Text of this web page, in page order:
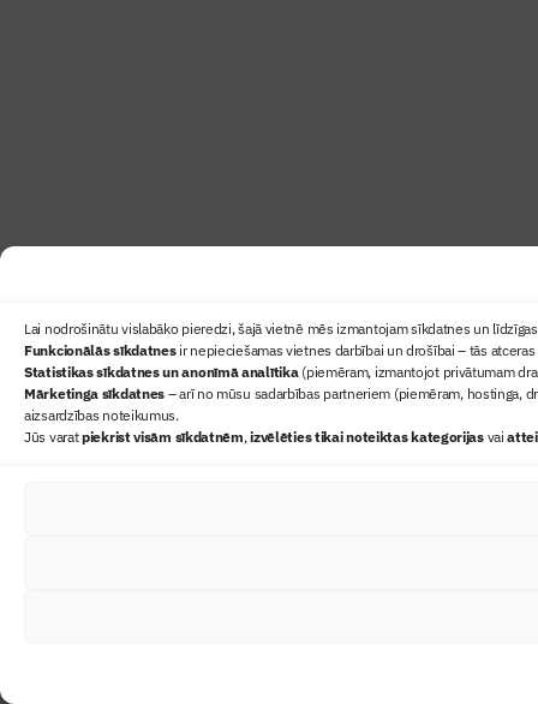
Lai nodrošinātu vislabāko pieredzi, šajā vietnē mēs izmantojam sīkdatnes un
Funkcionālās sīkdatnesir nepieciešamas vietnes darbībai un drošībai – tās
Statistikas sīkdatnes un anonīmā analītika(piemēram, izmantojot privātumam
Mārketinga sīkdatnes – arī no mūsu sadarbības partneriem (piemēram, hostinga,
aizsardzības noteikumus.
Jūs varatpiekrist visām sīkdatnēm,izvēlēties tikai noteiktas kategorijasvai